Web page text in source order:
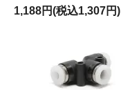
1,188円(税込1,307円)